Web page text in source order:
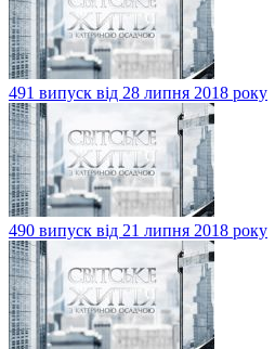
491 випуск від 28 липня 2018 року
490 випуск від 21 липня 2018 року